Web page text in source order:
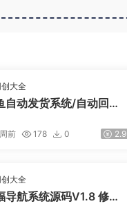
创大全
自动发货系统/自动回复/
前 178 0 2.9
创大全
导航系统源码V1.8 修复B